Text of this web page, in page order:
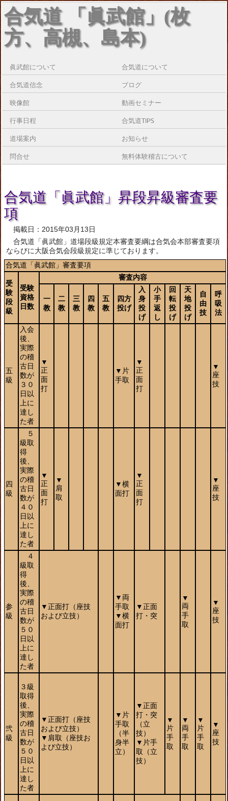
合気道 「眞武館」(枚
方、高槻、島本)
眞武館について 合気道について
合気道信念 ブログ
映像館 動画セミナー
行事日程 合気道TIPS
道場案内 お知らせ
問合せ 無料体験稽古について
合気道「眞武館」昇段昇級審査要
項
掲載日：2015年03月13日
合気道「眞武館」道場段級規定本審査要綱は合気会本部審査要項
ならびに大阪合気会段級規定に準じております。
合気道「眞武館」審査要項
受
験
段
級
受験
資格
日数
審査内容
一
教
二
教
三
教
四
教
五
教
四方
投げ
入
身
投
げ
小
手
返
し
回
転
投
げ
天
地
投
げ
自
由
技
呼
吸
法
五
級
入会
後、
実際
の稽
古日
数が
３０
日以
上に
達し
た者
▼
正
面
打
▼片
手取
▼
正
面
打
▼
座
技
四
級
５
級取
得
後、
実際
の稽
古日
数が
４０
日以
上に
達し
た者
▼
正
面
打
▼
肩
取
▼横
面打
▼
正
面
打
▼
座
技
参
級
４
級取
得
後、
実際
の稽
古日
数が
５０
日以
上に
達し
た者
▼正面打（座技
および立技）
▼両
手取
▼横
面打
▼正面
打・突
▼
両
手
取
▼
座
技
弐
級
３級
取得
後、
実際
の稽
古日
数が
５０
日以
上に
達し
た者
▼正面打（座技
および立技）
▼肩取（座技お
よび立技）
▼片
手取
（半
身半
立）
▼正面
打・突
（立
技）
▼片手
取（立
技）
▼
片
手
取
▼
両
手
取
▼
片
手
取
▼
座
技